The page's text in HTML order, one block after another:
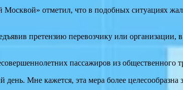
отметил, что в подобных ситуациях
претензию перевозчику или организации,
пассажиров из общественного
день. Мне кажется, эта мера более